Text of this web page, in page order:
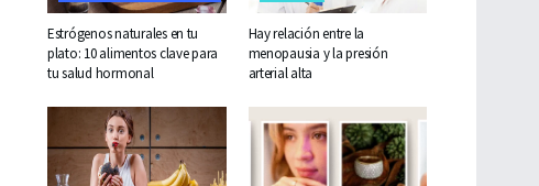
Estrógenos naturales en tu
plato: 10 alimentos clave para
tu salud hormonal
Hay relación entre la
menopausia y la presión
arterial alta